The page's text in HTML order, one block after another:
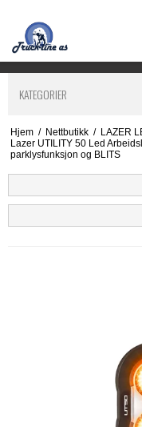
KATEGORIER
Hjem / Nettbutikk / LAZER
Lazer UTILITY 50 Led
parklysfunksjon og BLITS